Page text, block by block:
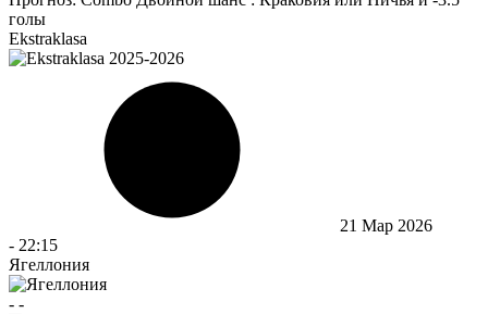
голы
Ekstraklasa
21 Мар 2026
- 22:15
Ягеллония
- -